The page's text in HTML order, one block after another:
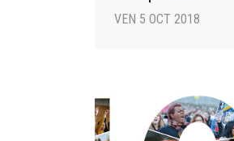
VEN 5 OCT 2018